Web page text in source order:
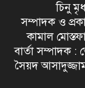
চিনু
সম্পাদক ও
কামাল
বার্তা সম্পাদক
সৈয়দ